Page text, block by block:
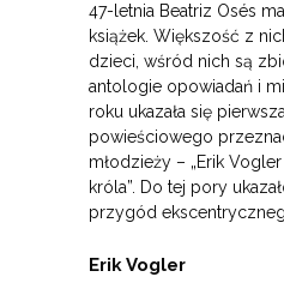
47-letnia Beatriz Osés
książek. Większość z
dzieci, wśród nich są
antologie opowiadań i
roku ukazała się
powieściowego
młodzieży – „Erik
króla”. Do tej pory
przygód
Erik Vogler